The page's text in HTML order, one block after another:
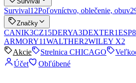
Survival12Poľovníctvo, oblečenie, obuv
Značky
CANIK3CZ15DERYA3DEXTER1ESP8
ARMORY11WALTHER2WILEY X2
Akcie
Strelnica CHICAGO
Účet
Obľúbené